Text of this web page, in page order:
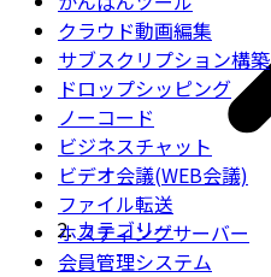
クラウド動画編集
サブスクリプション構築
ドロップシッピング
ノーコード
ビジネスチャット
ビデオ会議(WEB会議)
ファイル転送
ホスティングサーバー
会員管理システム
カテゴリー